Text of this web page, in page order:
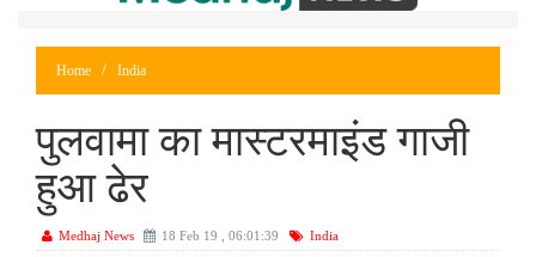
Home India
पुलवामा का मास्टरमाइंड गाजी
हुआ ढेर
Medhaj News 18 Feb 19 , 06:01:39 India